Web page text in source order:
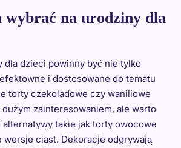
wybrać na urodziny dla
dla dzieci powinny być nie tylko
i dostosowane do tematu
torty czekoladowe czy waniliowe
zainteresowaniem, ale warto
takie jak torty owocowe
ciast. Dekoracje odgrywają